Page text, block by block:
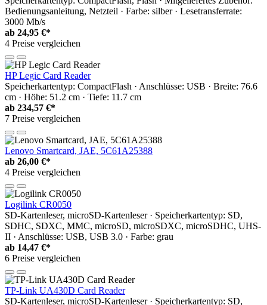
Bedienungsanleitung, Netzteil · Farbe: silber · Lesetransferrate:
3000 Mb/s
ab 24,95 €*
4 Preise vergleichen
HP Legic Card Reader
Speicherkartentyp: CompactFlash · Anschlüsse: USB · Breite: 76.6
cm · Höhe: 51.2 cm · Tiefe: 11.7 cm
ab 234,57 €*
7 Preise vergleichen
Lenovo Smartcard, JAE, 5C61A25388
ab 26,00 €*
4 Preise vergleichen
Logilink CR0050
SD-Kartenleser, microSD-Kartenleser · Speicherkartentyp: SD,
SDHC, SDXC, MMC, microSD, microSDXC, microSDHC, UHS-
II · Anschlüsse: USB, USB 3.0 · Farbe: grau
ab 14,47 €*
6 Preise vergleichen
TP-Link UA430D Card Reader
SD-Kartenleser, microSD-Kartenleser · Speicherkartentyp: SD,